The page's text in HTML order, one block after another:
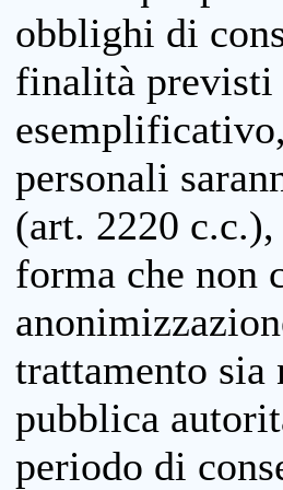
obblighi di
finalità previsti
personali
(art. 2220
forma che non
trattamento sia
pubblica
periodo di